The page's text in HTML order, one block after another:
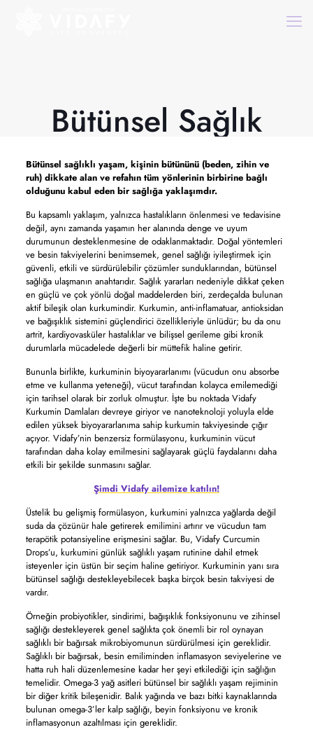
Bütünsel Sağlık
Bütünsel sağlıklı yaşam, kişinin bütününü (beden, zihin ve
ruh) dikkate alan ve refahın tüm yönlerinin birbirine bağlı
olduğunu kabul eden bir sağlığa yaklaşımdır.
Bu kapsamlı yaklaşım, yalnızca hastalıkların önlenmesi ve tedavisine
değil, aynı zamanda yaşamın her alanında denge ve uyum
durumunun desteklenmesine de odaklanmaktadır. Doğal yöntemleri
ve besin takviyelerini benimsemek, genel sağlığı iyileştirmek için
güvenli, etkili ve sürdürülebilir çözümler sunduklarından, bütünsel
sağlığa ulaşmanın anahtarıdır. Sağlık yararları nedeniyle dikkat çeken
en güçlü ve çok yönlü doğal maddelerden biri, zerdeçalda bulunan
aktif bileşik olan kurkumindir. Kurkumin, anti-inflamatuar, antioksidan
ve bağışıklık sistemini güçlendirici özellikleriyle ünlüdür; bu da onu
artrit, kardiyovasküler hastalıklar ve bilişsel gerileme gibi kronik
durumlarla mücadelede değerli bir müttefik haline getirir.
Bununla birlikte, kurkuminin biyoyararlanımı (vücudun onu absorbe
etme ve kullanma yeteneği), vücut tarafından kolayca emilemediği
için tarihsel olarak bir zorluk olmuştur. İşte bu noktada Vidafy
Kurkumin Damlaları devreye giriyor ve nanoteknoloji yoluyla elde
edilen yüksek biyoyararlanıma sahip kurkumin takviyesinde çığır
açıyor. Vidafy’nin benzersiz formülasyonu, kurkuminin vücut
tarafından daha kolay emilmesini sağlayarak güçlü faydalarını daha
etkili bir şekilde sunmasını sağlar.
Şimdi Vidafy ailemize katılın!
Üstelik bu gelişmiş formülasyon, kurkumini yalnızca yağlarda değil
suda da çözünür hale getirerek emilimini artırır ve vücudun tam
terapötik potansiyeline erişmesini sağlar. Bu, Vidafy Curcumin
Drops’u, kurkumini günlük sağlıklı yaşam rutinine dahil etmek
isteyenler için üstün bir seçim haline getiriyor. Kurkuminin yanı sıra
bütünsel sağlığı destekleyebilecek başka birçok besin takviyesi de
vardır.
Örneğin probiyotikler, sindirimi, bağışıklık fonksiyonunu ve zihinsel
sağlığı destekleyerek genel sağlıkta çok önemli bir rol oynayan
sağlıklı bir bağırsak mikrobiyomunun sürdürülmesi için gereklidir.
Sağlıklı bir bağırsak, besin emiliminden inflamasyon seviyelerine ve
hatta ruh hali düzenlemesine kadar her şeyi etkilediği için sağlığın
temelidir. Omega-3 yağ asitleri bütünsel bir sağlıklı yaşam rejiminin
bir diğer kritik bileşenidir. Balık yağında ve bazı bitki kaynaklarında
bulunan omega-3’ler kalp sağlığı, beyin fonksiyonu ve kronik
inflamasyonun azaltılması için gereklidir.